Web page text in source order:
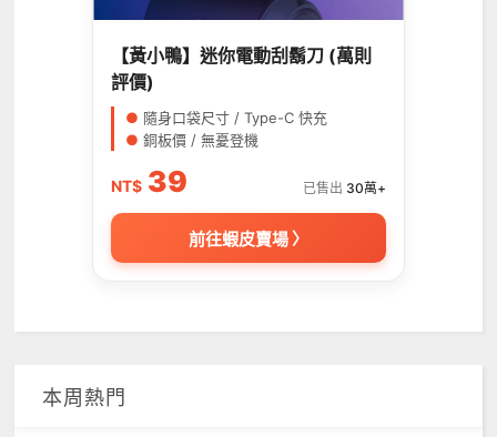
【黃小鴨】迷你電動刮鬍刀 (萬則
評價)
● 隨身口袋尺寸 / Type-C 快充
● 銅板價 / 無憂登機
NT$ 39 已售出 30萬+
前往蝦皮賣場 〉
本周熱門